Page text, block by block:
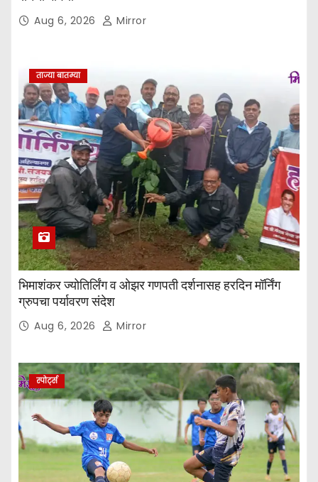
Aug 6, 2026 Mirror
ताज्या बातम्या
भिमाशंकर ज्योतिर्लिंग व ओझर गणपती दर्शनासह हरदिन मॉर्निंग
ग्रुपचा पर्यावरण संदेश
Aug 6, 2026 Mirror
स्पोर्ट्स